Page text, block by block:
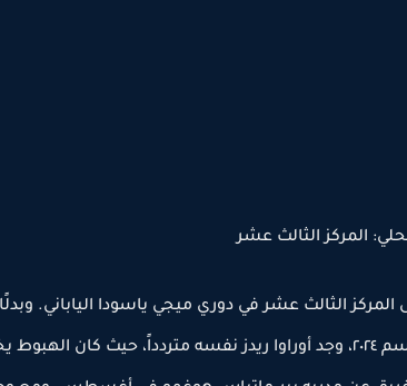
المركز الثالث عشر
بطل آسيا لعام ٢٠٢٢ إلى المركز الثالث عشر في دوري ميجي ياسودا الياباني.
المنافسة على اللقب في موسم ٢٠٢٤، وجد أوراوا ريدز نفسه متردداً، حيث كان